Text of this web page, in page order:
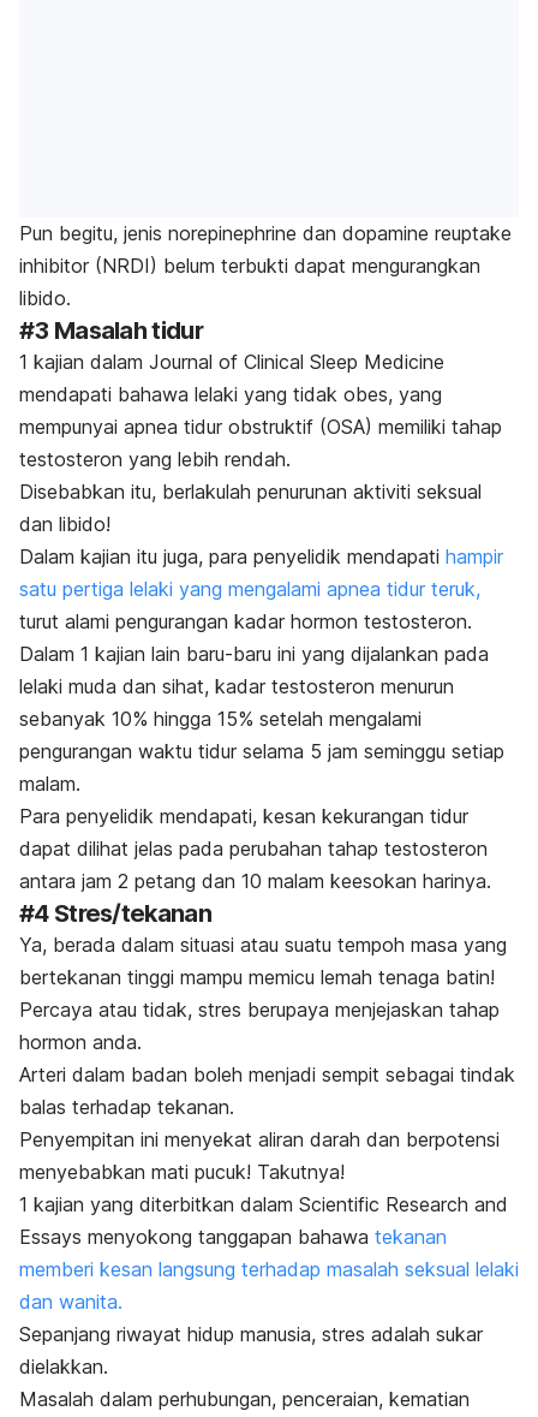
Pun begitu, jenis norepinephrine dan dopamine reuptake
inhibitor (NRDI) belum terbukti dapat mengurangkan
libido.
#3 Masalah tidur
1 kajian dalam Journal of Clinical Sleep Medicine
mendapati bahawa lelaki yang tidak obes, yang
mempunyai apnea tidur obstruktif (OSA) memiliki tahap
testosteron yang lebih rendah.
Disebabkan itu, berlakulah penurunan aktiviti seksual
dan libido!
Dalam kajian itu juga, para penyelidik mendapati hampir
satu pertiga lelaki yang mengalami apnea tidur teruk,
turut alami pengurangan kadar hormon testosteron.
Dalam 1 kajian lain baru-baru ini yang dijalankan pada
lelaki muda dan sihat, kadar testosteron menurun
sebanyak 10% hingga 15% setelah mengalami
pengurangan waktu tidur selama 5 jam seminggu setiap
malam.
Para penyelidik mendapati, kesan kekurangan tidur
dapat dilihat jelas pada perubahan tahap testosteron
antara jam 2 petang dan 10 malam keesokan harinya.
#4 Stres/tekanan
Ya, berada dalam situasi atau suatu tempoh masa yang
bertekanan tinggi mampu memicu lemah tenaga batin!
Percaya atau tidak, stres berupaya menjejaskan tahap
hormon anda.
Arteri dalam badan boleh menjadi sempit sebagai tindak
balas terhadap tekanan.
Penyempitan ini menyekat aliran darah dan berpotensi
menyebabkan mati pucuk! Takutnya!
1 kajian yang diterbitkan dalam Scientific Research and
Essays menyokong tanggapan bahawa tekanan
memberi kesan langsung terhadap masalah seksual lelaki
dan wanita.
Sepanjang riwayat hidup manusia, stres adalah sukar
dielakkan.
Masalah dalam perhubungan, penceraian, kematian